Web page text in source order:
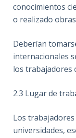
conocimientos
o realizado
Deberían
internacionales
los trabajadores
2.3 Lugar de
Los
universidades,